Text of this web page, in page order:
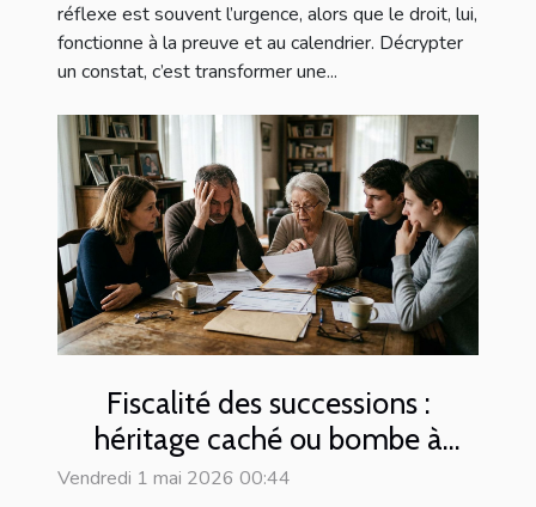
réflexe est souvent l’urgence, alors que le droit, lui,
fonctionne à la preuve et au calendrier. Décrypter
un constat, c’est transformer une...
Fiscalité des successions :
héritage caché ou bombe à
retardement pour les familles ?
Vendredi 1 mai 2026 00:44